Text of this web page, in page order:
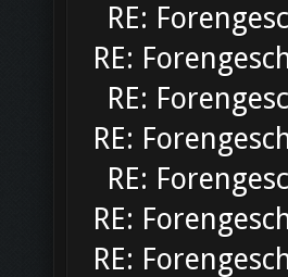
RE:
RE:
RE:
RE:
RE:
RE:
RE: